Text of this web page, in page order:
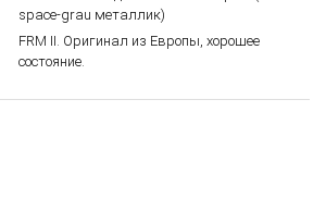
61 35 9 166 666